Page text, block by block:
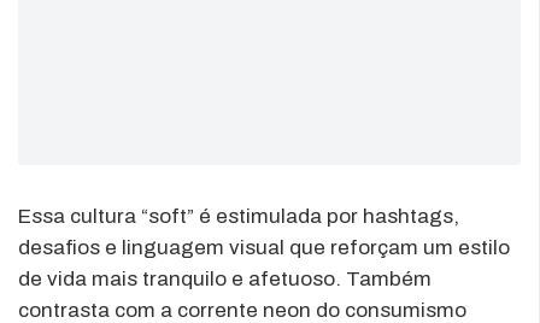
Essa cultura “soft” é estimulada por hashtags,
desafios e linguagem visual que reforçam um estilo
de vida mais tranquilo e afetuoso. Também
contrasta com a corrente neon do consumismo